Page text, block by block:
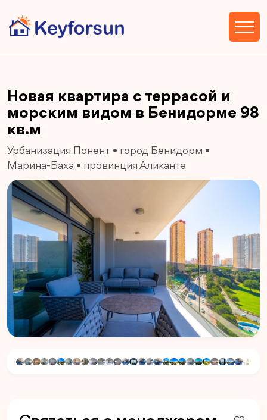
Новая квартира с террасой и
морским видом в Бенидорме 98
кв.м
Урбанизация Понент • город Бенидорм •
Марина-Баха • провинция Аликанте